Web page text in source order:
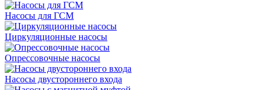
Насосы для ГСМ
Циркуляционные насосы
Опрессовочные насосы
Насосы двустороннего входа